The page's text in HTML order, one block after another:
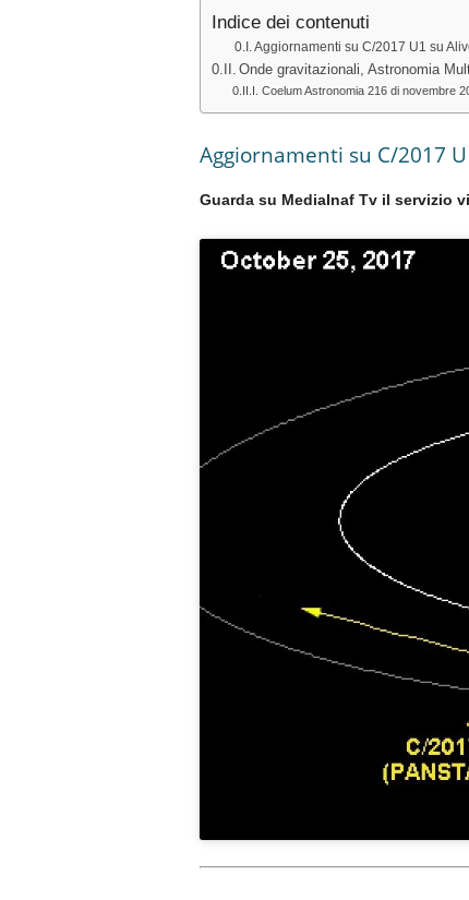
Indice dei contenuti
Aggiornamenti su C/2017 U1 su
Onde gravitazionali, Astronomia
Coelum Astronomia 216 di novembre
Aggiornamenti su C/2017
Guarda su MediaInaf Tv il servizio